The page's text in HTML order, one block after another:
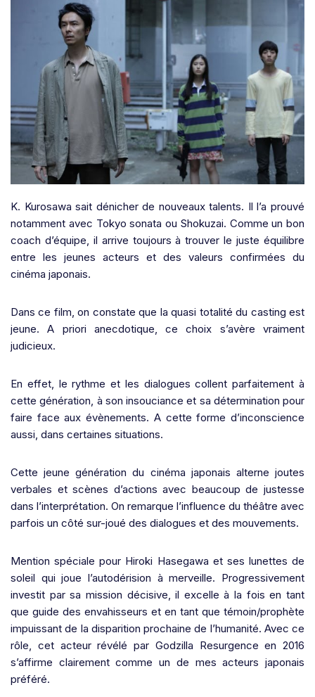
K. Kurosawa sait dénicher de nouveaux talents. Il l’a prouvé
notamment avec Tokyo sonata ou Shokuzai. Comme un bon
coach d’équipe, il arrive toujours à trouver le juste équilibre
entre les jeunes acteurs et des valeurs confirmées du
cinéma japonais.
Dans ce film, on constate que la quasi totalité du casting est
jeune. A priori anecdotique, ce choix s’avère vraiment
judicieux.
En effet, le rythme et les dialogues collent parfaitement à
cette génération, à son insouciance et sa détermination pour
faire face aux évènements. A cette forme d’inconscience
aussi, dans certaines situations.
Cette jeune génération du cinéma japonais alterne joutes
verbales et scènes d’actions avec beaucoup de justesse
dans l’interprétation. On remarque l’influence du théâtre avec
parfois un côté sur-joué des dialogues et des mouvements.
Mention spéciale pour Hiroki Hasegawa et ses lunettes de
soleil qui joue l’autodérision à merveille. Progressivement
investit par sa mission décisive, il excelle à la fois en tant
que guide des envahisseurs et en tant que témoin/prophète
impuissant de la disparition prochaine de l’humanité. Avec ce
rôle, cet acteur révélé par Godzilla Resurgence en 2016
s’affirme clairement comme un de mes acteurs japonais
préféré.